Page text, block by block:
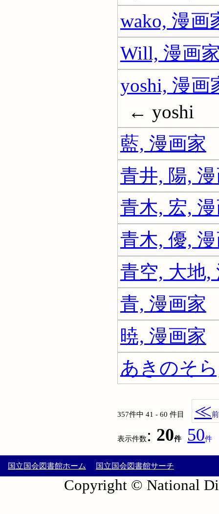
wako, 漫画
Will, 漫画
yoshi, 漫画
← yoshi
藍, 漫画家
青井, 陽,
青木, 宏,
青木, 優,
青空, 大地,
青, 漫画家
暁, 漫画家
あきのそ
357件中 41 - 60 件目 ≪前
表示件数 : 20件 50件
国立国会図書館ホーム 国立国会図書館サーチ
Copyright © National